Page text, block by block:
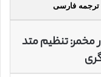
ترجمه فارسی
مخمر: تنظیم متد